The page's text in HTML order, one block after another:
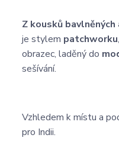
Z kousků
je stylem patchworku
obrazec, laděný do
sešívání.
Vzhledem k místu a
pro Indii.